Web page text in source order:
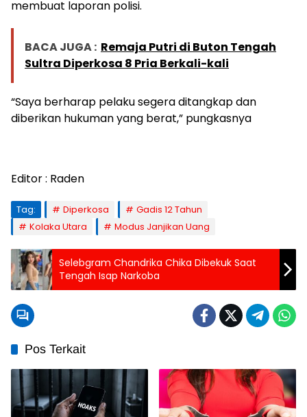
membuat laporan polisi.
BACA JUGA : Remaja Putri di Buton Tengah
Sultra Diperkosa 8 Pria Berkali-kali
“Saya berharap pelaku segera ditangkap dan
diberikan hukuman yang berat,” pungkasnya
Editor : Raden
Tag: Diperkosa
Gadis 12 Tahun
Kolaka Utara
Modus Janjikan Uang
Selebgram Chandrika Chika Dibekuk Saat
Tengah Isap Narkoba
Pos Terkait